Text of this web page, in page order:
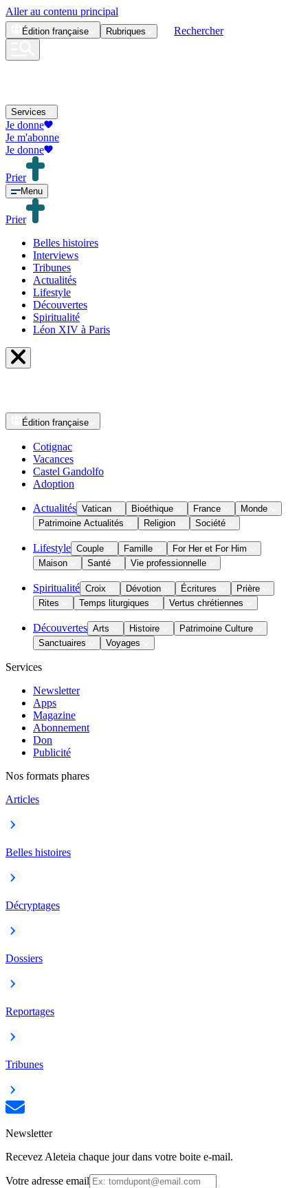
Aller au contenu principal
Édition française Rubriques Rechercher
Services
Je donne
Je m'abonne
Je donne
Prier
Menu
Prier
Belles histoires
Interviews
Tribunes
Actualités
Lifestyle
Découvertes
Spiritualité
Léon XIV à Paris
Édition française
Cotignac
Vacances
Castel Gandolfo
Adoption
Actualités Vatican Bioéthique France
Monde
Patrimoine Actualités
Religion Société
Lifestyle Couple Famille
For Her et For Him
Maison
Santé Vie professionnelle
Spiritualité Croix Dévotion Écritures
Prière
Rites
Temps liturgiques Vertus chrétiennes
Découvertes Arts Histoire
Patrimoine Culture
Sanctuaires
Voyages
Services
Newsletter
Apps
Magazine
Abonnement
Don
Publicité
Nos formats phares
Articles
Belles histoires
Décryptages
Dossiers
Reportages
Tribunes
Newsletter
Recevez Aleteia chaque jour dans votre boite e-mail.
Votre adresse email